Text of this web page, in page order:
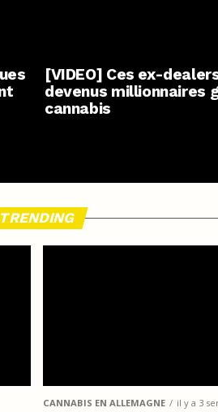
[VIDEO] Ces ex-
devenus millionnaires
cannabis
TRENDING
CANNABIS EN ALLEMAGNE il y a 3